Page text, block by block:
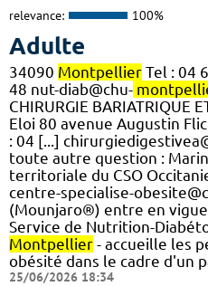
relevance: 100%
Adulte
34090 Montpellier Tel : 04
48 nut-diab@chu-
CHIRURGIE BARIATRIQUE
Eloi 80 avenue Augustin
: 04 [...]
toute autre question :
territoriale du CSO
centre-specialise-
(Mounjaro®) entre en
Service de Nutrition-
Montpellier - accueille les
obésité dans le cadre d'un
25/06/2026 18:34